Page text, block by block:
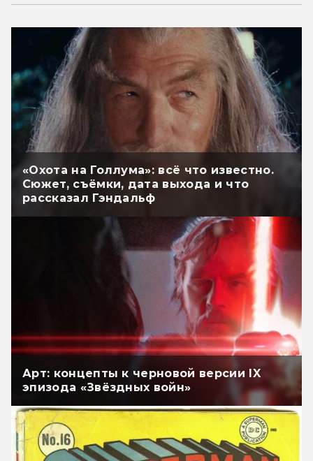
«Охота на Голлума»: всё что известно.
Сюжет, съёмки, дата выхода и что
рассказал Гэндальф
Арт: концепты к черновой версии IX
эпизода «Звёздных войн»